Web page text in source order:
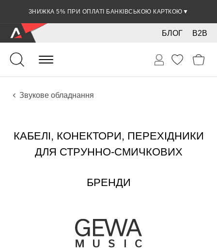
ЗНИЖКА 5% ПРИ ОПЛАТІ БАНКІВСЬКОЮ КАРТКОЮ ▼
B2B
БЛОГ
Струнно-смичкові
Звукове обладнання
КАБЕЛІ, КОНЕКТОРИ, ПЕРЕХІДНИКИ
ДЛЯ СТРУННО-СМИЧКОВИХ
БРЕНДИ